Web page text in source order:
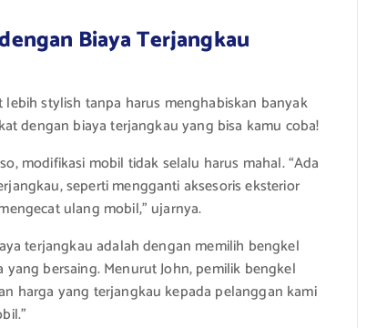
Biaya Terjangkau
stylish tanpa harus menghabiskan banyak
dengan biaya terjangkau yang bisa kamu coba!
modifikasi mobil tidak selalu harus mahal. “Ada
seperti mengganti aksesoris eksterior
ulang mobil,” ujarnya.
terjangkau adalah dengan memilih bengkel
bersaing. Menurut John, pemilik bengkel
harga yang terjangkau kepada pelanggan kami